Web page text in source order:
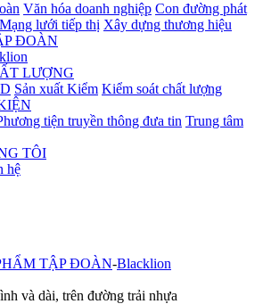
Văn hóa doanh nghiệp Con đường phát
Mạng lưới tiếp thị Xây dựng thương hiệu
ĐOÀN
LƯỢNG
Sản xuất Kiểm Kiểm soát chất lượng
tiện truyền thông đưa tin Trung tâm
TÔI
hệ
TẬP ĐOÀN-Blacklion
và dài, trên đường trải nhựa